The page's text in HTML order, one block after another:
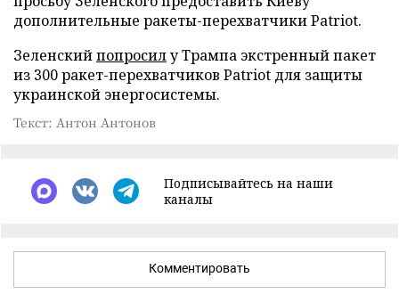
дополнительные ракеты-перехватчики Patriot.
Зеленскийпопросилу Трампа экстренный пакет
из 300 ракет-перехватчиков Patriot для защиты
украинской энергосистемы.
Текст: Антон Антонов
Подписывайтесь на наши
каналы
Комментировать